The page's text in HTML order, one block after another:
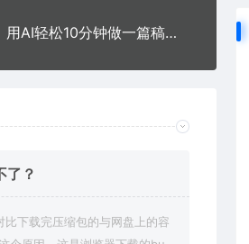
新手可操作的短视频书单号，用AI轻松10分钟做一篇稿件，一天轻松赚几百
了？
下载完压缩包的与网盘上的容